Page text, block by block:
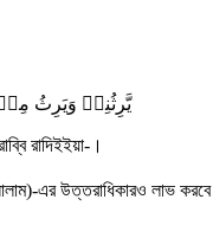
یَّرِثُنِیۡ وَیَرِثُ
রাদিইইয়া-।
এর উত্তরাধিকারও লাভ করবে